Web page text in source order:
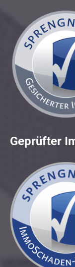
Geprüfter